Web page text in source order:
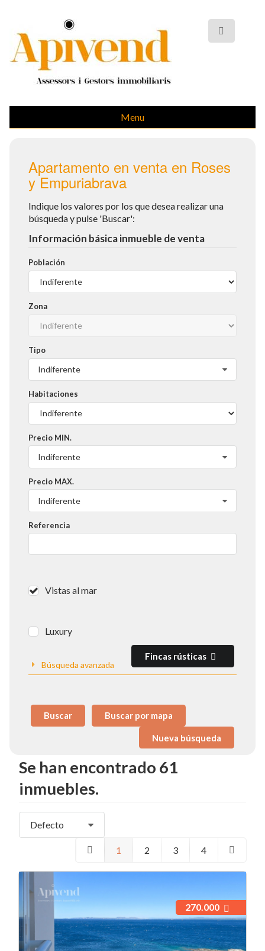
Menu
Apartamento en venta en Roses
y Empuriabrava
Indique los valores por los que desea realizar una
búsqueda y pulse 'Buscar':
Información básica inmueble de venta
Población
Zona
Tipo
Indiferente
Habitaciones
Precio MIN.
Indiferente
Precio MAX.
Indiferente
Referencia
Vistas al mar
Luxury
Fincas rústicas
Búsqueda avanzada
Buscar Buscar por mapa
Se han encontrado 61
inmuebles.
Defecto
1 2 3 4
270.000